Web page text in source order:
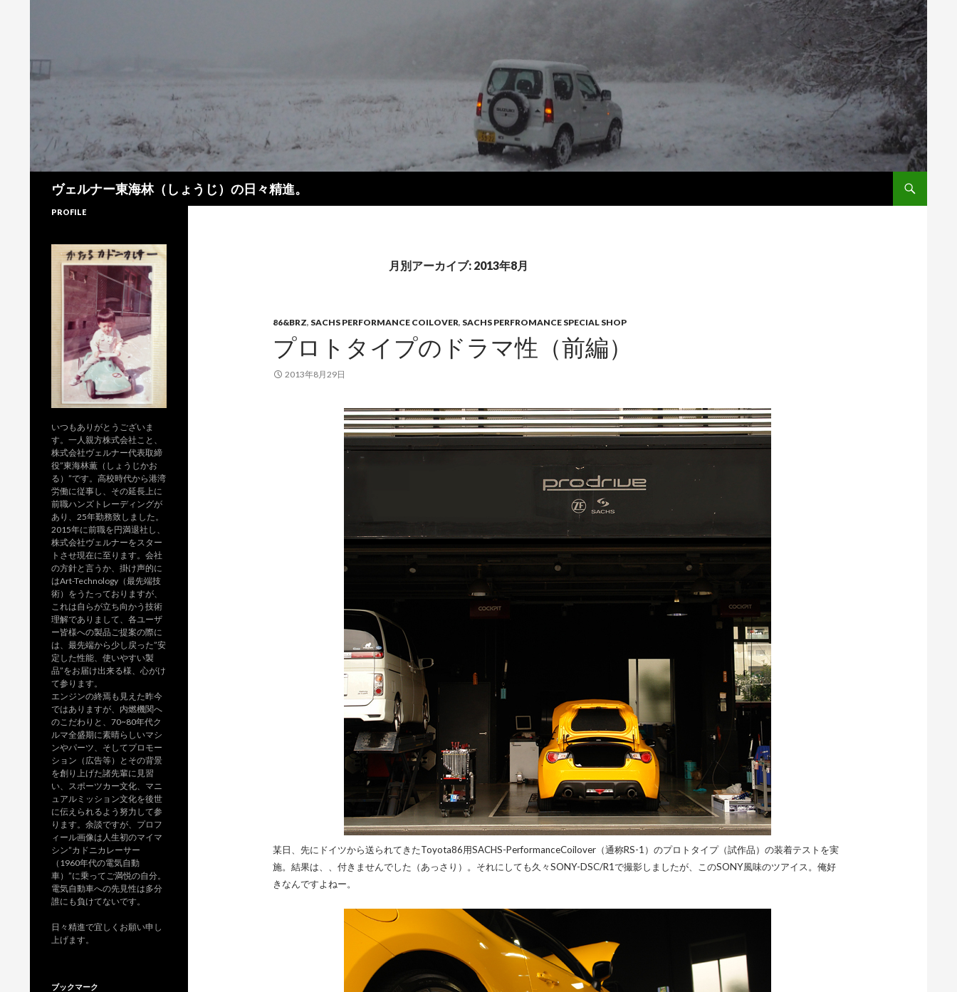
ヴェルナー東海林（しょうじ）の日々精進。
月別アーカイブ: 2013年8月
86&BRZ, SACHS PERFORMANCE COILOVER, SACHS PERFROMANCE SPECIAL SHOP
プロトタイプのドラマ性（前編）
2013年8月29日
某日、先にドイツから送られてきたToyota86用SACHS-PerformanceCoilover（通称RS-1）のプロトタイプ（試作品）の装着テストを実
施。結果は、、付きませんでした（あっさり）。それにしても久々SONY-DSC/R1で撮影しましたが、このSONY風味のツアイス。俺好
きなんですよねー。
PROFILE
いつもありがとうございま
す。一人親方株式会社こと、
株式会社ヴェルナー代表取締
役”東海林薫（しょうじかお
る）”です。高校時代から港湾
労働に従事し、その延長上に
前職ハンズトレーディングが
あり、25年勤務致しました。
2015年に前職を円満退社し、
株式会社ヴェルナーをスター
トさせ現在に至ります。会社
の方針と言うか、掛け声的に
はArt-Technology（最先端技
術）をうたっておりますが、
これは自らが立ち向かう技術
理解でありまして、各ユーザ
ー皆様への製品ご提案の際に
は、最先端から少し戻った”安
定した性能、使いやすい製
品”をお届け出来る様、心がけ
て参ります。
エンジンの終焉も見えた昨今
ではありますが、内燃機関へ
のこだわりと、70~80年代ク
ルマ全盛期に素晴らしいマシ
ンやパーツ、そしてプロモー
ション（広告等）とその背景
を創り上げた諸先輩に見習
い、スポーツカー文化、マニ
ュアルミッション文化を後世
に伝えられるよう努力して参
ります。余談ですが、プロフ
ィール画像は人生初のマイマ
シン”カドニカレーサー
（1960年代の電気自動
車）”に乗ってご満悦の自分。
電気自動車への先見性は多分
誰にも負けてないです。
日々精進で宜しくお願い申し
上げます。
ブックマーク